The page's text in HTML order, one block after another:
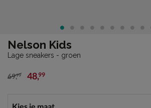
Nelson Kids
Lage sneakers - groen
van € 69,99 voor € 48,99
69,99 48,99